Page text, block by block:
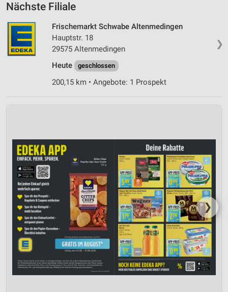
Nächste Filiale
❯
Frischemarkt Schwabe Altenmedingen
Hauptstr. 18
29575 Altenmedingen
Heute
geschlossen
200,15 km • Angebote: 1 Prospekt
❯